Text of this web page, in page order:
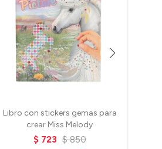
Libro con stickers gemas para
crear Miss Melody
$ 723 $ 850